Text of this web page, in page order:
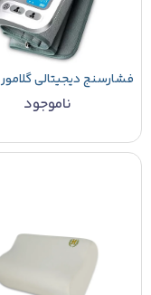
فشارسنج دیجیتالی گلامور LS808
ناموجود